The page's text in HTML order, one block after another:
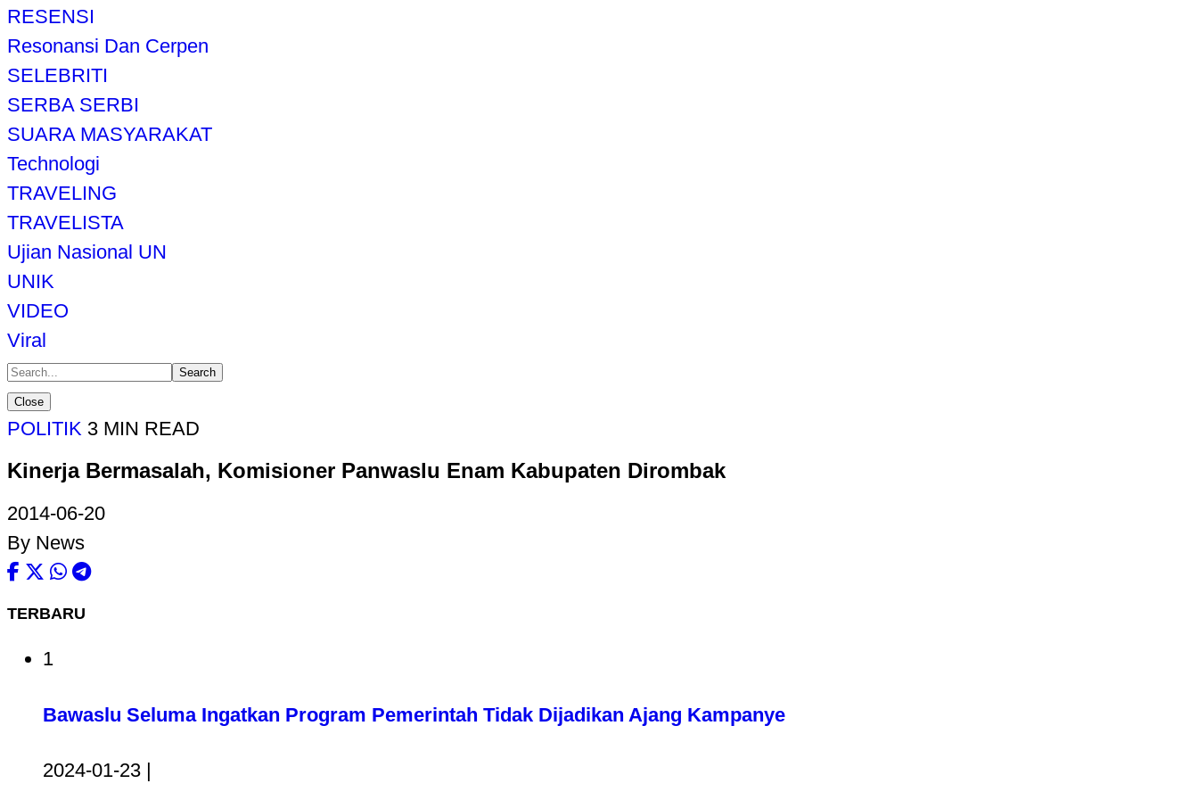
RESENSI
Resonansi Dan Cerpen
SELEBRITI
SERBA SERBI
SUARA MASYARAKAT
Technologi
TRAVELING
TRAVELISTA
Ujian Nasional UN
UNIK
VIDEO
Viral
Search
Close
POLITIK 3 MIN READ
Kinerja Bermasalah, Komisioner Panwaslu Enam Kabupaten Dirombak
2014-06-20
By News
TERBARU
1
Bawaslu Seluma Ingatkan Program Pemerintah Tidak Dijadikan Ajang Kampanye
2024-01-23 |